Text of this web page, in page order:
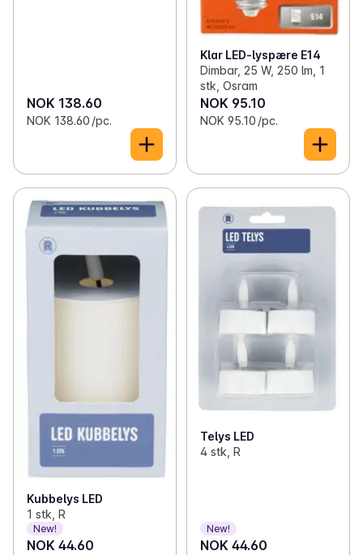
NOK 138.60
NOK 138.60 /pc.
Klar LED-lyspære E14
Dimbar, 25 W, 250 lm, 1
stk, Osram
NOK 95.10
NOK 95.10 /pc.
Kubbelys LED
1 stk, R
New!
NOK 44.60
Telys LED
4 stk, R
New!
NOK 44.60